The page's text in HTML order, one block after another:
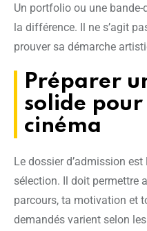
Un portfolio ou une
la différence. Il ne s’agit
prouver sa démarche
Préparer
solide pour
cinéma
Le dossier d’admission
sélection. Il doit permettre
parcours, ta motivation et
demandés varient selon